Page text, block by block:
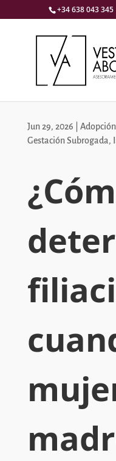
+34 638 043 345
Jun 29, 2026
Gestación Subrogada,